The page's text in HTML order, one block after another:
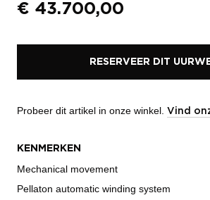
€ 43.700,00
RESERVEER DIT
Probeer dit artikel in onze winkel. Vind
KENMERKEN
Mechanical movement
Pellaton automatic winding system